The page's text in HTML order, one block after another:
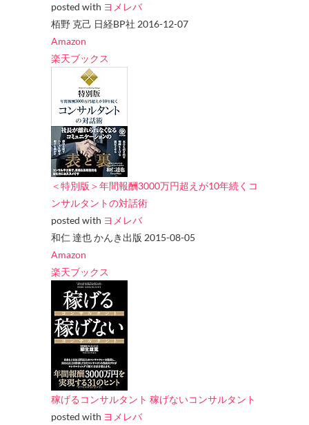
posted with ヨメレバ
栢野 克己 日経BP社 2016-12-07
Amazon
楽天ブックス
＜特別版＞年間報酬3000万円超えが10年続くコ
ンサルタントの対話術
posted with ヨメレバ
和仁 達也 かんき出版 2015-08-05
Amazon
楽天ブックス
稼げるコンサルタント 稼げないコンサルタント
posted with ヨメレバ